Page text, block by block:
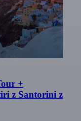
+
z Santorini z